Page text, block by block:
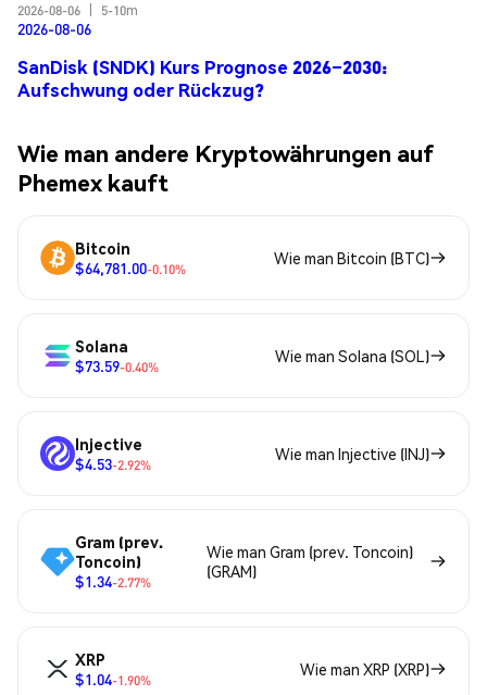
2026-08-06
5-10m
2026-08-06
SanDisk (SNDK) Kurs Prognose 2026–2030:
Aufschwung oder Rückzug?
Wie man andere Kryptowährungen auf
Phemex kauft
Bitcoin
$64,781.00-0.10%
Wie man Bitcoin (BTC)
Solana
$73.59-0.40%
Wie man Solana (SOL)
Injective
$4.53-2.92%
Wie man Injective (INJ)
Gram (prev.
Toncoin)
$1.34-2.77%
Wie man Gram (prev. Toncoin)
(GRAM)
XRP
$1.04-1.90%
Wie man XRP (XRP)